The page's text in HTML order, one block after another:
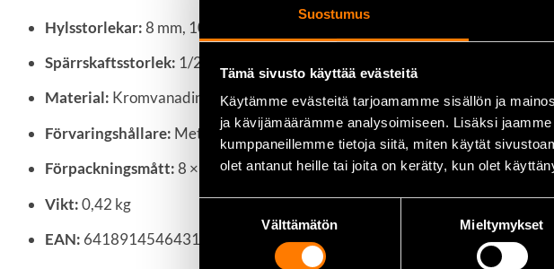
Suostumus
Tämä sivusto käyttää evästeitä
Käytämme evästeitä tarjoamamme sisällön ja
ja kävijämäärämme analysoimiseen. Lisäksi
kumppaneillemme tietoja siitä, miten käytät
olet antanut heille tai joita on kerätty, kun olet
Välttämätön Mieltymykset
Hylsstorlekar:8 mm, 10 mm, 12 mm, 14 mm, 3/8″, 1/2″
Spärrskaftsstorlek: 1/2″
Material: Kromvanadinstål
Förvaringshållare: Metall, väggmonterbar
Förpackningsmått:8 × 2,7 × 26 cm
Vikt:0,42 kg
EAN: 6418914546431